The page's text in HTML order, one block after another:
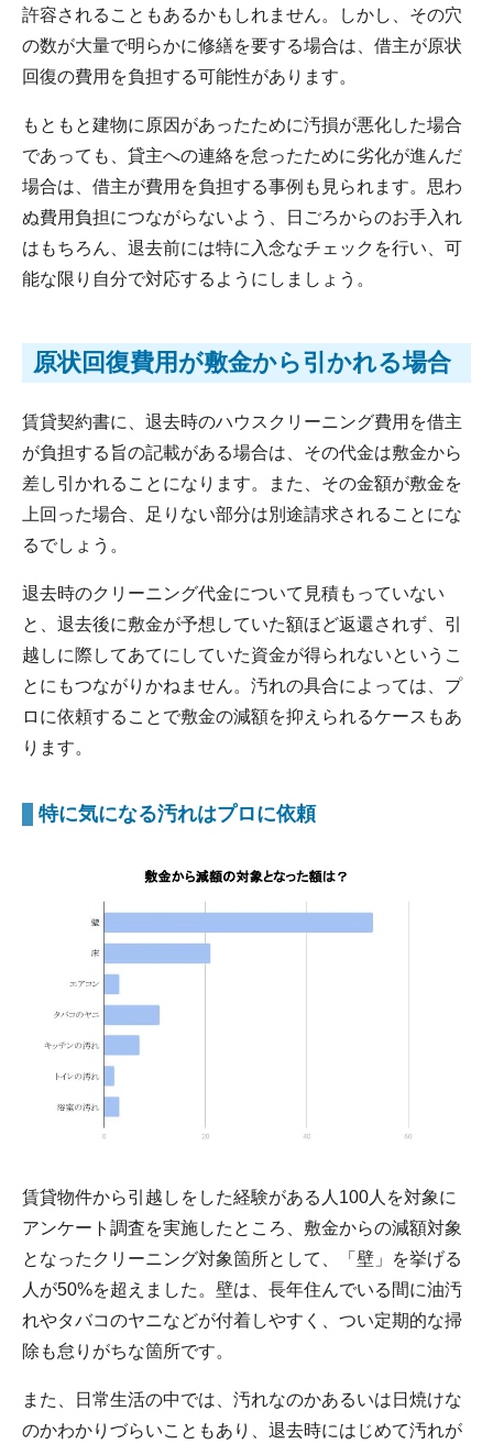
許容されることもあるかもしれません。しかし、その穴
の数が大量で明らかに修繕を要する場合は、借主が原状
回復の費用を負担する可能性があります。
もともと建物に原因があったために汚損が悪化した場合
であっても、貸主への連絡を怠ったために劣化が進んだ
場合は、借主が費用を負担する事例も見られます。思わ
ぬ費用負担につながらないよう、日ごろからのお手入れ
はもちろん、退去前には特に入念なチェックを行い、可
能な限り自分で対応するようにしましょう。
原状回復費用が敷金から引かれる場合
賃貸契約書に、退去時のハウスクリーニング費用を借主
が負担する旨の記載がある場合は、その代金は敷金から
差し引かれることになります。また、その金額が敷金を
上回った場合、足りない部分は別途請求されることにな
るでしょう。
退去時のクリーニング代金について見積もっていない
と、退去後に敷金が予想していた額ほど返還されず、引
越しに際してあてにしていた資金が得られないというこ
とにもつながりかねません。汚れの具合によっては、プ
ロに依頼することで敷金の減額を抑えられるケースもあ
ります。
特に気になる汚れはプロに依頼
賃貸物件から引越しをした経験がある人100人を対象に
アンケート調査を実施したところ、敷金からの減額対象
となったクリーニング対象箇所として、「壁」を挙げる
人が50%を超えました。壁は、長年住んでいる間に油汚
れやタバコのヤニなどが付着しやすく、つい定期的な掃
除も怠りがちな箇所です。
また、日常生活の中では、汚れなのかあるいは日焼けな
のかわかりづらいこともあり、退去時にはじめて汚れが